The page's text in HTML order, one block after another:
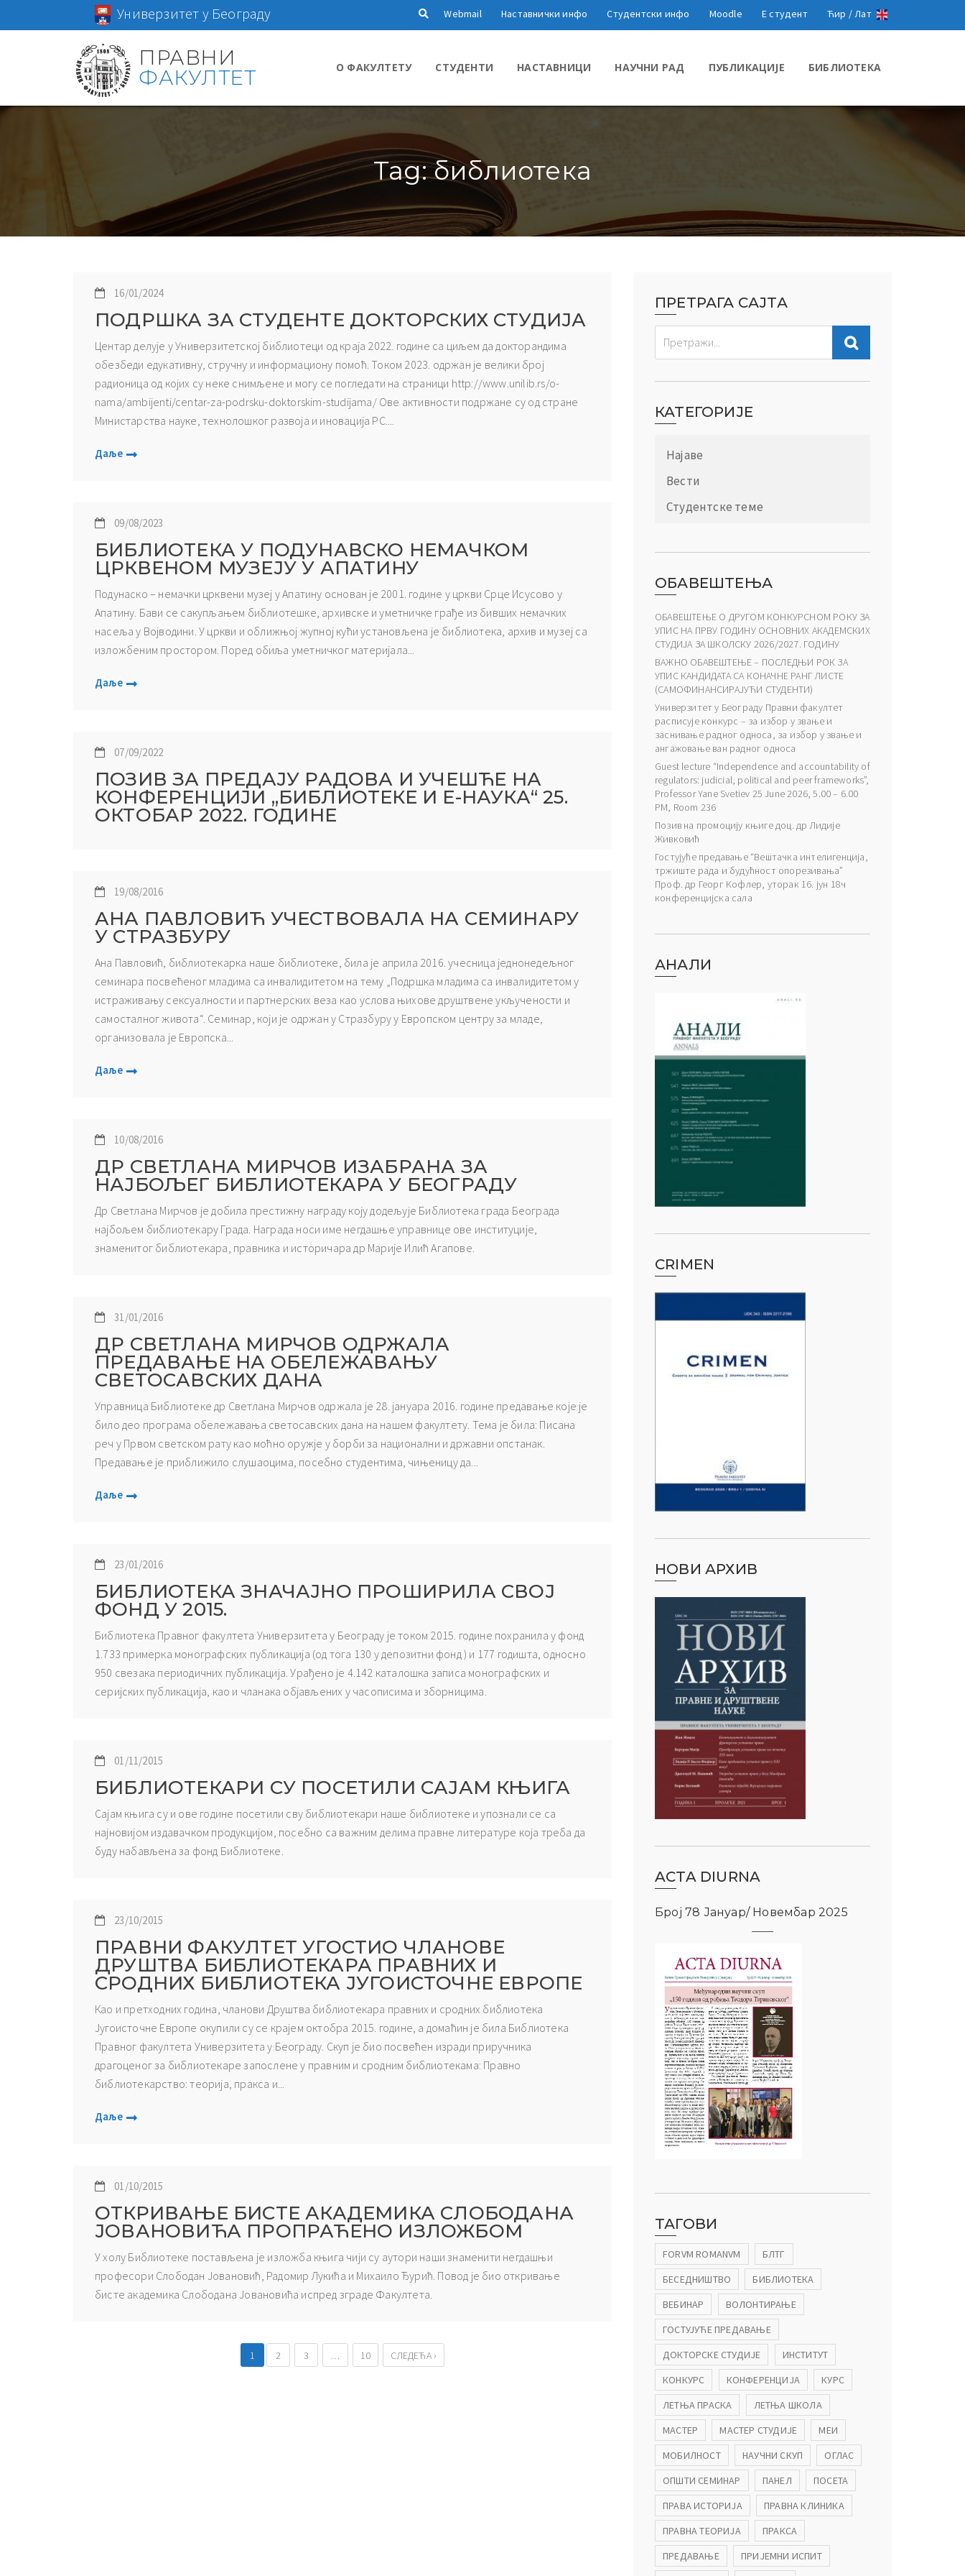
Универзитет у Београду Webmail Наставнички инфо Студентски инфо Moodle Е студент Ћир /Лат
ПРАВНИ
ФАКУЛТЕТ
О ФАКУЛТЕТУ СТУДЕНТИ НАСТАВНИЦИ НАУЧНИ РАД ПУБЛИКАЦИЈЕ БИБЛИОТЕКА
Tag: библиотека
16/01/2024
ПОДРШКА ЗА СТУДЕНТЕ ДОКТОРСКИХ СТУДИЈА
Центар делује у Универзитетској библиотеци од краја 2022. године са циљем да докторандима
обезбеди едукативну, стручну и информациону помоћ. Током 2023. одржан је велики број
радионица од којих су неке снимљене и могу се погледати на страници http://www.unilib.rs/o-
nama/ambijenti/centar-za-podrsku-doktorskim-studijama/ Ове активности подржане су од стране
Министарства науке, технолошког развоја и иновација РС....
Даље
09/08/2023
БИБЛИОТЕКА У ПОДУНАВСКО НЕМАЧКОМ
ЦРКВЕНОМ МУЗЕЈУ У АПAТИНУ
Подунаско – немачки црквени музеј у Апатину основан је 2001. године у цркви Срце Исусово у
Апатину. Бави се сакупљањем библиотешке, архивске и уметничке грађе из бивших немачких
насеља у Војводини. У цркви и оближњој жупној кући установљена је библиотека, архив и музеј са
изложбеним простором. Поред обиља уметничког материјала...
Даље
07/09/2022
ПОЗИВ ЗА ПРЕДАЈУ РАДОВА И УЧЕШЋЕ НА
КОНФЕРЕНЦИЈИ „БИБЛИОТЕКЕ И Е-НАУКА“ 25.
ОКТОБАР 2022. ГОДИНЕ
19/08/2016
АНА ПАВЛОВИЋ УЧЕСТВОВАЛА НА СЕМИНАРУ
У СТРАЗБУРУ
Ана Павловић, библиотекарка наше библиотеке, била је априла 2016. учесница једнонедељног
семинара посвећеног младима са инвалидитетом на тему „Подршка младима са инвалидитетом у
истраживању сексуалности и партнерских веза као услова њихове друштвене укључености и
самосталног живота“. Семинар, који је одржан у Стразбуру у Европском центру за младе,
организовала је Европска...
Даље
10/08/2016
ДР СВЕТЛАНА МИРЧОВ ИЗАБРАНА ЗА
НАЈБОЉЕГ БИБЛИОТЕКАРА У БЕОГРАДУ
Др Светлана Мирчов је добила престижну награду коју додељује Библиотека града Београда
најбољем библиотекару Града. Награда носи име негдашње управнице ове институције,
знаменитог библиотекара, правника и историчара др Марије Илић Агапове.
31/01/2016
ДР СВЕТЛАНА МИРЧОВ ОДРЖАЛА
ПРЕДАВАЊЕ НА ОБЕЛЕЖАВАЊУ
СВЕТОСАВСКИХ ДАНА
Управница Библиотеке др Светлана Мирчов одржала је 28. јануара 2016. године предавање које је
било део програма обележавања светосавских дана на нашем факултету. Тема је била: Писана
реч у Првом светском рату као моћно оружје у борби за национални и државни опстанак.
Предавање је приближило слушаоцима, посебно студентима, чињеницу да...
Даље
23/01/2016
БИБЛИОТЕКА ЗНАЧАЈНО ПРОШИРИЛА СВОЈ
ФОНД У 2015.
Библиотека Правног факултета Универзитета у Београду је током 2015. године похранила у фонд
1.733 примерка монографских публикација (од тога 130 у депозитни фонд ) и 177 годишта, односно
950 свезака периодичних публикација. Урађено је 4.142 каталошка записа монографских и
серијских публикација, као и чланака објављених у часописима и зборницима.
01/11/2015
БИБЛИОТЕКАРИ СУ ПОСЕТИЛИ САЈАМ КЊИГА
Сајам књига су и ове године посетили сву библиотекари наше библиотеке и упознали се са
најновијом издавачком продукцијом, посебно са важним делима правне литературе која треба да
буду набављена за фонд Библиотеке.
23/10/2015
ПРАВНИ ФАКУЛТЕТ УГОСТИО ЧЛАНОВЕ
ДРУШТВА БИБЛИОТЕКАРА ПРАВНИХ И
СРОДНИХ БИБЛИОТЕКА ЈУГОИСТОЧНЕ ЕВРОПЕ
Као и претходних година, чланови Друштва библиотекара правних и сродних библиотека
Југоисточне Европе окупили су се крајем октобра 2015. године, а домаћин је била Библиотека
Правног факултета Универзитета у Београду. Скуп је био посвећен изради приручника
драгоценог за библиотекаре запослене у правним и сродним библиотекама: Правно
библиотекарство: теорија, пракса и...
Даље
01/10/2015
ОТКРИВАЊЕ БИСТЕ АКАДЕМИКА СЛОБОДАНА
ЈОВАНОВИЋА ПРОПРАЋЕНО ИЗЛОЖБОМ
У холу Библиотеке постављена је изложба књига чији су аутори наши знаменити негдашњи
професори Слободан Јовановић, Радомир Лукића и Михаило Ђурић. Повод је био откривање
бисте академика Слободана Јовановића испред зграде Факултета.
1 2 3 … 10 СЛЕДЕЋА ›
ПРЕТРАГА САЈТА
КАТЕГОРИЈЕ
Најаве
Вести
Студентске теме
ОБАВЕШТЕЊА
ОБАВЕШТЕЊЕ О ДРУГОМ КОНКУРСНОМ РОКУ ЗА
УПИС НА ПРВУ ГОДИНУ ОСНОВНИХ АКАДЕМСКИХ
СТУДИЈА ЗА ШКОЛСКУ 2026/2027. ГОДИНУ
ВАЖНО ОБАВЕШТЕЊЕ – ПОСЛЕДЊИ РОК ЗА
УПИС КАНДИДАТА СА КОНАЧНЕ РАНГ ЛИСТЕ
(САМОФИНАНСИРАЈУЋИ СТУДЕНТИ)
Универзитет у Београду Правни факултет
расписује конкурс – за избор у звање и
заснивање радног односа, за избор у звање и
ангажовање ван радног односа
Guest lecture “Independence and accountability of
regulators: judicial, political and peer frameworks”,
Professor Yane Svetiev 25 June 2026, 5.00 – 6.00
PM, Room 236
Позив на промоцију књиге доц. др Лидије
Живковић
Гостујуће предавање “Вештачка интелигенција,
тржиште рада и будућност опорезивања”
Проф. др Георг Кофлер, уторак 16. јун 18ч
конференцијска сала
АНАЛИ
CRIMEN
НОВИ АРХИВ
ACTA DIURNA
Број 78 Јануар/ Новембар 2025
ТАГОВИ
FORVM ROMANVM
БЛТГ
БЕСЕДНИШТВО
БИБЛИОТЕКА
ВЕБИНАР
ВОЛОНТИРАЊЕ
ГОСТУЈУЋЕ ПРЕДАВАЊЕ
ДОКТОРСКЕ СТУДИЈЕ
ИНСТИТУТ
КОНКУРС
КОНФЕРЕНЦИЈА
КУРС
ЛЕТЊА ПРАСКА
ЛЕТЊА ШКОЛА
МАСТЕР
МАСТЕР СТУДИЈЕ
МЕИ
МОБИЛНОСТ
НАУЧНИ СКУП
ОГЛАС
ОПШТИ СЕМИНАР
ПАНЕЛ
ПОСЕТА
ПРАВА ИСТОРИЈА
ПРАВНА КЛИНИКА
ПРАВНА ТЕОРИЈА
ПРАКСА
ПРЕДАВАЊЕ
ПРИЈЕМНИ ИСПИТ